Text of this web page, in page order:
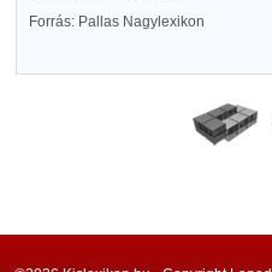
Forrás: Pallas Nagylexikon